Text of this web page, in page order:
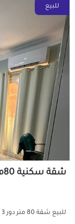
للبيع
شقة سكنية 80م للبيع كاش بمصر الجديدة القاهرة